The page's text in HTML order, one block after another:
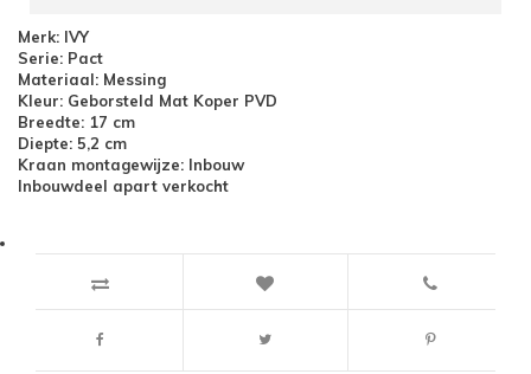
Merk: IVY
Serie: Pact
Materiaal: Messing
Kleur: Geborsteld Mat Koper PVD
Breedte: 17 cm
Diepte: 5,2 cm
Kraan montagewijze: Inbouw
Inbouwdeel apart verkocht